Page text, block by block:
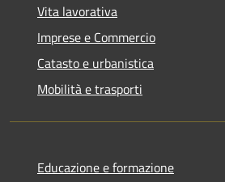
Vita lavorativa
Imprese e Commercio
Catasto e urbanistica
Mobilità e trasporti
Educazione e formazione